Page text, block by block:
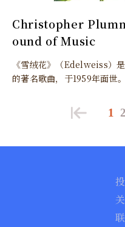
Christopher
ound of Music
《雪绒花》（Edelweiss）
的著名歌曲，于1959年面世
1 2